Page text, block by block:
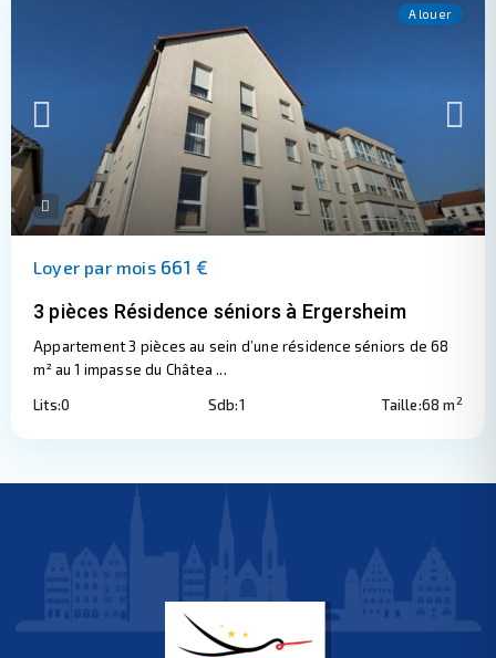
A louer
Loyer par mois661 €
3 pièces Résidence séniors à Ergersheim
Appartement 3 pièces au sein d’une résidence séniors de 68
m² au 1 impasse du Châtea...
Lits:0 Sdb:1 Taille:68 m2